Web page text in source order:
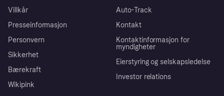
Villkår
Presseinformasjon
Personvern
Sikkerhet
Bærekraft
Wikipink
Auto-Track
Kontakt
Kontaktinformasjon for
myndigheter
Eierstyring og selskapsledelse
Investor relations